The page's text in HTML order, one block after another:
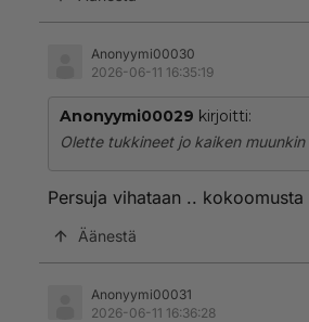
Anonyymi00030
2026-06-11 16:35:19
Anonyymi00029 kirjoitti:
Olette tukkineet jo kaiken muunkin
Persuja vihataan .. kokoomusta
Äänestä
Anonyymi00031
2026-06-11 16:36:28